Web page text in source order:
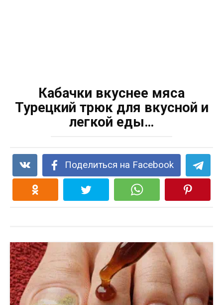
Кабачки вкуснее мяса
Турецкий трюк для вкусной и
легкой еды…
Поделиться на Facebook